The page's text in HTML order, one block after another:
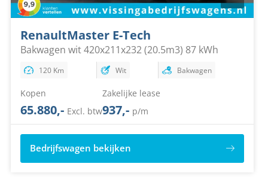
RenaultMaster E-Tech
Bakwagen wit 420x211x232 (20.5m3) 87 kWh
120 Km Wit Bakwagen
Kopen
65.880,- Excl. btw
Zakelijke lease
937,- p/m
Bedrijfswagen bekijken